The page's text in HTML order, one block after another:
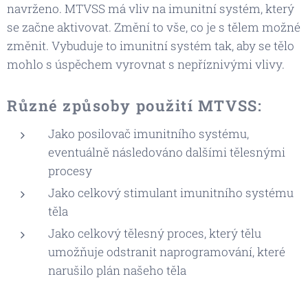
navrženo. MTVSS má vliv na imunitní systém, který
se začne aktivovat. Změní to vše, co je s tělem možné
změnit. Vybuduje to imunitní systém tak, aby se tělo
mohlo s úspěchem vyrovnat s nepříznivými vlivy.
Různé způsoby použití MTVSS:
Jako posilovač imunitního systému,
eventuálně následováno dalšími tělesnými
procesy
Jako celkový stimulant imunitního systému
těla
Jako celkový tělesný proces, který tělu
umožňuje odstranit naprogramování, které
narušilo plán našeho těla